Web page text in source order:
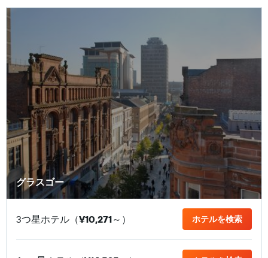
グラスゴー
3つ星ホテル（¥10,271​～） ホテルを検索